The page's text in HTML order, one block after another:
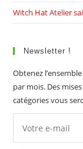
Witch Hat Atelier
Newsletter !
Obtenez
par mois. Des
catégories vous